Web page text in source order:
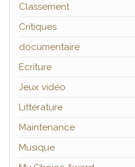
Classement
Critiques
documentaire
Ecriture
Jeux vidéo
Littérature
Maintenance
Musique